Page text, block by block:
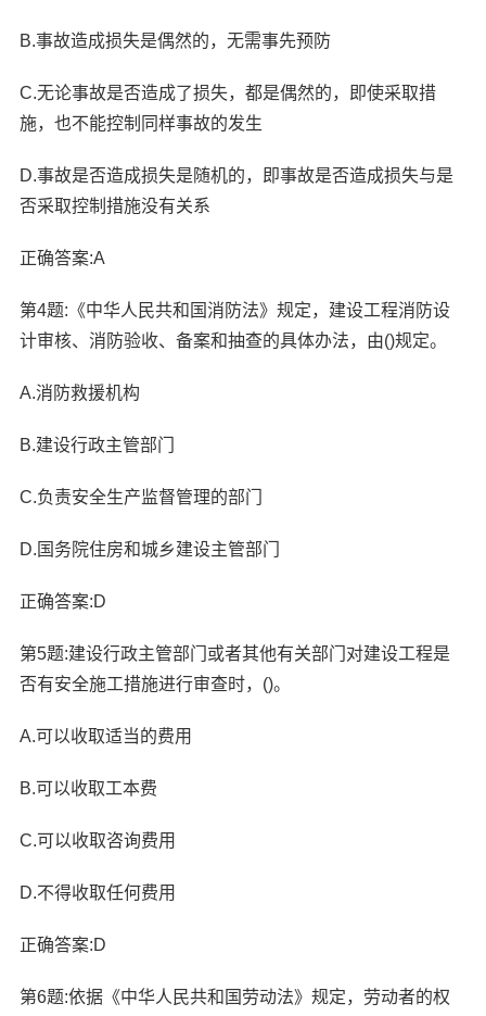
B.事故造成损失是偶然的，无需事先预防
C.无论事故是否造成了损失，都是偶然的，即使采取措
施，也不能控制同样事故的发生
D.事故是否造成损失是随机的，即事故是否造成损失与是
否采取控制措施没有关系
正确答案:A
第4题:《中华人民共和国消防法》规定，建设工程消防设
计审核、消防验收、备案和抽查的具体办法，由()规定。
A.消防救援机构
B.建设行政主管部门
C.负责安全生产监督管理的部门
D.国务院住房和城乡建设主管部门
正确答案:D
第5题:建设行政主管部门或者其他有关部门对建设工程是
否有安全施工措施进行审查时，()。
A.可以收取适当的费用
B.可以收取工本费
C.可以收取咨询费用
D.不得收取任何费用
正确答案:D
第6题:依据《中华人民共和国劳动法》规定，劳动者的权